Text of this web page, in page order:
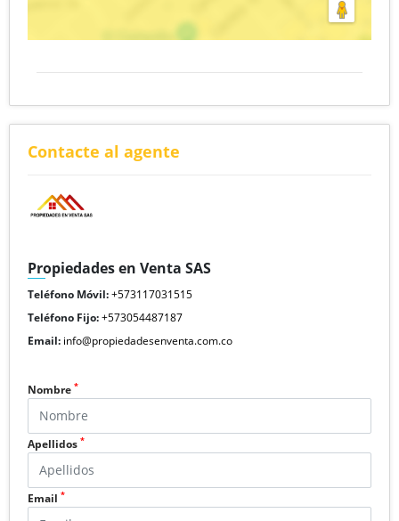
Contacte al agente
Propiedades en Venta SAS
Teléfono Móvil:+573117031515
Teléfono Fijo:+573054487187
Email: info@propiedadesenventa.com.co
Nombre *
Apellidos *
Email *